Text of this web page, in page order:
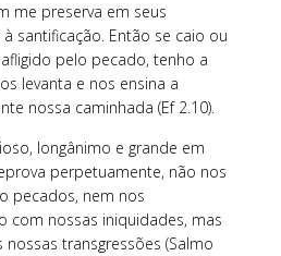
me preserva em seus
santificação. Então se caio ou
pelo pecado, tenho a
levanta e nos ensina a
nossa caminhada (Ef 2.10).
longânimo e grande em
perpetuamente, não nos
pecados, nem nos
com nossas iniquidades, mas
transgressões (Salmo